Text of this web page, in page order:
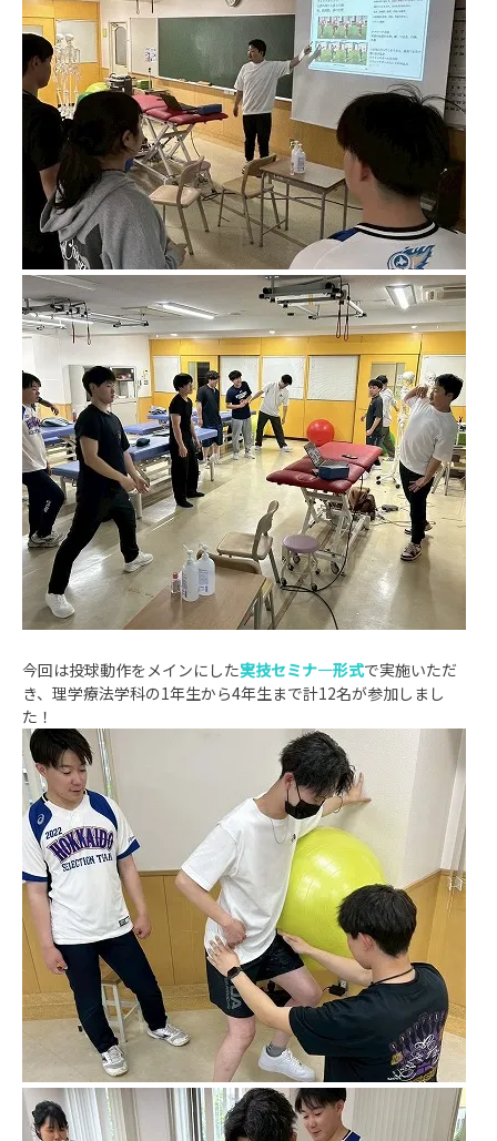
今回は投球動作をメインにした実技セミナ―形式で実施いただ
き、理学療法学科の1年生から4年生まで計12名が参加しまし
た！